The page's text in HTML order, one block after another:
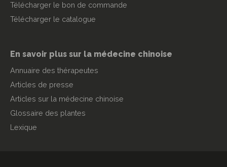
Télécharger le bon de commande
Télécharger le catalogue
En savoir plus sur la médecine chinoise
Annuaire des thérapeutes
Articles de presse
Articles sur la médecine chinoise
Glossaire des plantes
Lexique